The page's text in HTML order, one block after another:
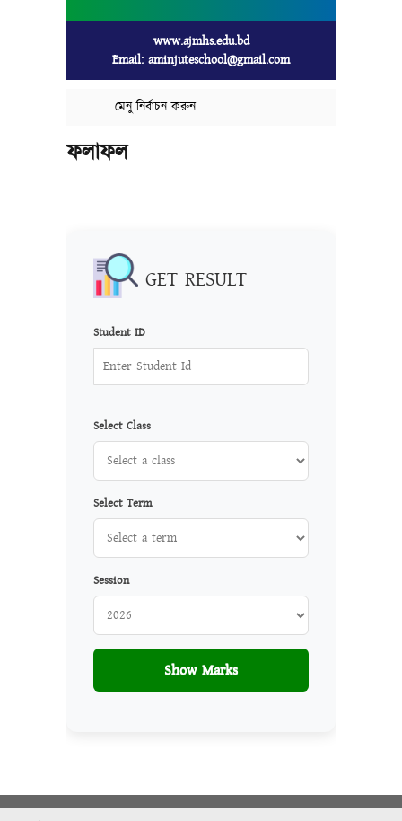
www.ajmhs.edu.bd
Email: aminjuteschool@gmail.com
মেনু নির্বাচন করুন
ফলাফল
GET RESULT
Student ID
Select Class
Select Term
Session
Show Marks